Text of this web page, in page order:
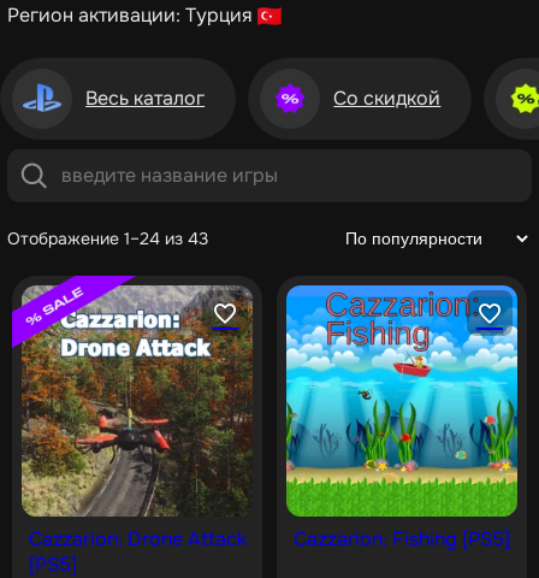
Регион активации: Турция
Весь каталог Со скидкой
Отображение 1–24 из 43
Cazzarion: Drone Attack
[PS5]
Cazzarion: Fishing [PS5]